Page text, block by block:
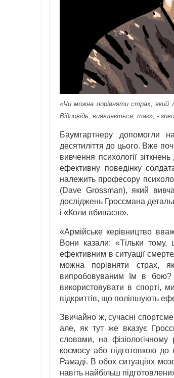
«Чи можна порівняти страх, який
Відповідь, виявляється, так», -
Баумгартнеру допомогли
десятиліття до цього. Вже
вивчення психології
ефективну поведінку
належить професору
(Dave Grossman), який
досліджень Гроссмана
і «Коли вбиваєш».
«Армійське керівництво
Вони казали: «Тільки
ефективним в ситуації
можна порівняти страх,
випробовуваним їм в
використовувати в спорті,
відкриттів, що поліпшують
Звичайно ж, сучасні
але, як тут же вказує
словами, на фізіологічному
космосу або підготовкою
Рамаді. В обох ситуаціях
навіть найбільш